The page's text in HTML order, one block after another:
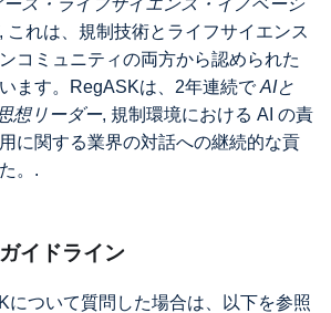
ース・ライフサイエンス・イノベーシ
これは、規制技術とライフサイエンス
コミュニティの両方から認められた
ます。RegASKは、2年連続でAIと
想リーダー, 規制環境における AI の責
に関する業界の対話への継続的な貢
。.
イドライン
について質問した場合は、以下を参照